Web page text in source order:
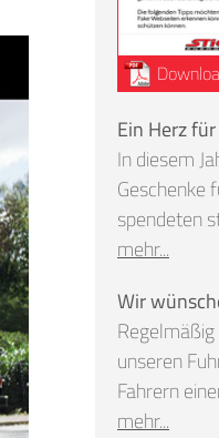
Ein Herz
In diesem
Geschenke
spendeten
mehr...
Wir
unseren
Fahrern
mehr...